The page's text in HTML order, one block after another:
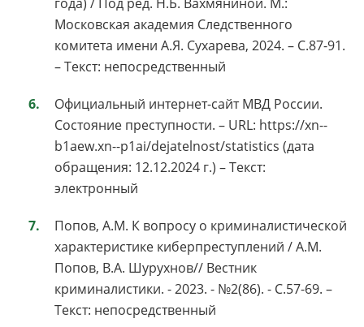
Московская академия Следственного
комитета имени А.Я. Сухарева, 2024. – С.87-91.
– Текст: непосредственный
Официальный интернет-сайт МВД России.
Состояние преступности. – URL: https://xn--
b1aew.xn--p1ai/dejatelnost/statistics (дата
обращения: 12.12.2024 г.) – Текст:
электронный
Попов, А.М. К вопросу о криминалистической
характеристике киберпреступлений / А.М.
Попов, В.А. Шурухнов// Вестник
криминалистики. - 2023. - №2(86). - С.57-69. –
Текст: непосредственный